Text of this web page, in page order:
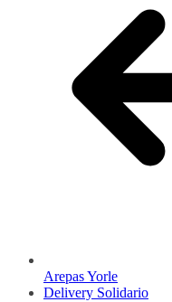
Arepas Yorle
Delivery Solidario